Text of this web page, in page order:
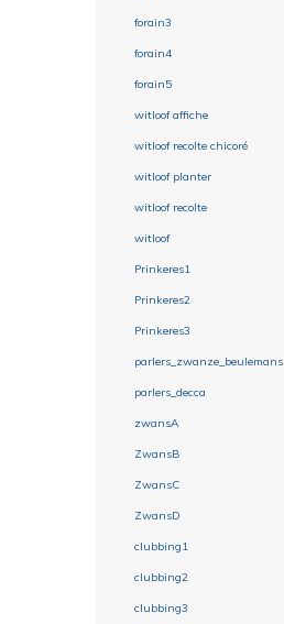
forain3
forain4
forain5
witloof affiche
witloof recolte chicoré
witloof planter
witloof recolte
witloof
Prinkeres1
Prinkeres2
Prinkeres3
parlers_zwanze_beulemans
parlers_decca
zwansA
ZwansB
ZwansC
ZwansD
clubbing1
clubbing2
clubbing3